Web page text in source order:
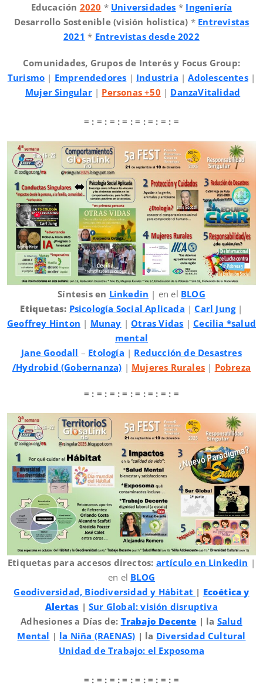
Educación 2020 * Universidades * Ingeniería
Desarrollo Sostenible (visión holística) * Entrevistas
2021 * Entrevistas desde 2022
Comunidades, Grupos de Interés y Focus Group:
Turismo | Emprendedores | Industria |Adolescentes |
Mujer Singular| Personas +50 | DanzaVitalidad
= : = : = : = : = : = : = : =
Síntesis en Linkedin | en el BLOG
Etiquetas: Psicología Social Aplicada |Carl Jung|
Geoffrey Hinton | Munay |Otras Vidas |Cecilia *salud
mental
Jane Goodall – Etología | Reducción de Desastres
/Hydrobid (Gobernanza) | Mujeres Rurales | Pobreza
= : = : = : = : = : = : = : =
Etiquetas para accesos directos: artículo en Linkedin |
en el BLOG
Geodiversidad, Biodiversidad y Hábitat | Ecoética y
Alertas |Sur Global: visión disruptiva
Adhesiones a Días de: Trabajo Decente | la Salud
Mental | la Niña (RAENAS) | la Diversidad Cultural
Unidad de Trabajo: el Exposoma
= : = : = : = : = : = : = : =